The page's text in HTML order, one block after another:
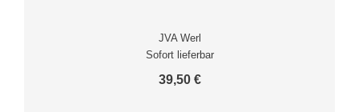
JVA Werl
Sofort lieferbar
39,50 €